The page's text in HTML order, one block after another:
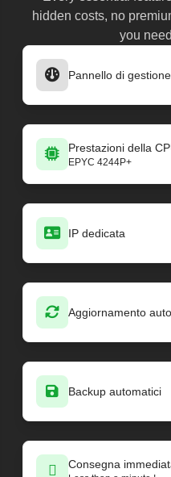
hidden costs, no
you
Pannello di
Prestazioni della
EPYC 4244P+
IP dedicata
Aggiornamento
Backup automatici
Consegna